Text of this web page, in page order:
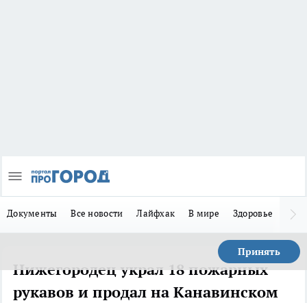
Документы Все новости Лайфхак В мире Здоровье
Принять
Нижегородец украл 18 пожарных
рукавов и продал на Канавинском